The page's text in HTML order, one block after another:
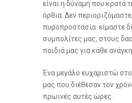
είναι η δύναμη που κρατά
όρθια. Δεν
πυροπροστασία· είμαστε
συμπολίτες μας, στους
παιδιά μας για κάθε
Ένα μεγάλο ευχαριστώ
μας που διέθεσαν τον
πρωινές αυτές ώρες.